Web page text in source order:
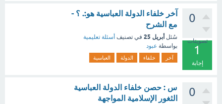
0
تصويتات
1
إجابة
آخر خلفاء الدولة العباسية هو:. ؟ -
مع الشرح
سُئل أبريل 25 في تصنيف أسئلة تعليمية
بواسطة عبود
آخر خلفاء الدولة العباسية
0
س : حصن خلفاء الدولة العباسية
الثغور الإسلامية المواجهة